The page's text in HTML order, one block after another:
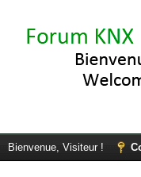
Bienvenue, Visiteur !